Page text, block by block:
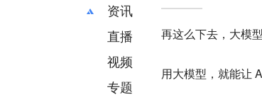
资讯
推荐
财经
项目推荐
直播
视频
专题
再这么下去，大模
用大模型，就能让